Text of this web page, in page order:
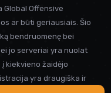
Offensive
ar būti geriausiais. Šio
bendruomenę bei
jo serveriai yra nuolat
kiekvieno žaidėjo
yra draugiška ir